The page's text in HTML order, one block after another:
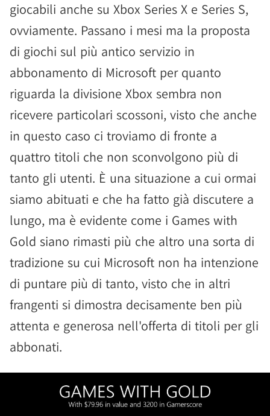
giocabili anche su Xbox Series X e Series S,
ovviamente. Passano i mesi ma la proposta
di giochi sul più antico servizio in
abbonamento di Microsoft per quanto
riguarda la divisione Xbox sembra non
ricevere particolari scossoni, visto che anche
in questo caso ci troviamo di fronte a
quattro titoli che non sconvolgono più di
tanto gli utenti. È una situazione a cui ormai
siamo abituati e che ha fatto già discutere a
lungo, ma è evidente come i Games with
Gold siano rimasti più che altro una sorta di
tradizione su cui Microsoft non ha intenzione
di puntare più di tanto, visto che in altri
frangenti si dimostra decisamente ben più
attenta e generosa nell'offerta di titoli per gli
abbonati.